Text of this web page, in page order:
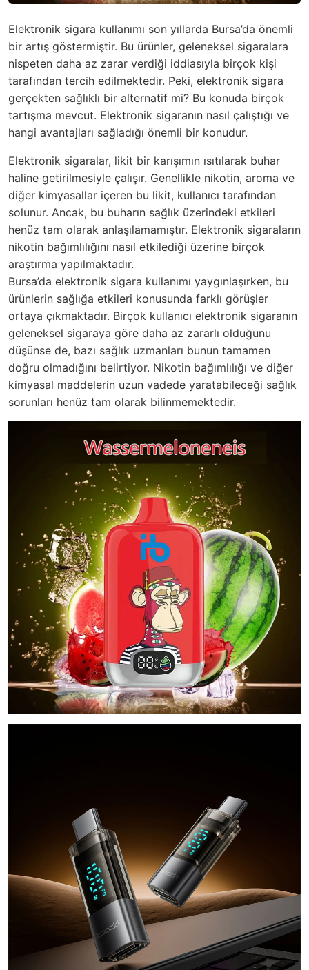
Elektronik sigara kullanımı son yıllarda Bursa’da önemli
bir artış göstermiştir. Bu ürünler, geleneksel sigaralara
nispeten daha az zarar verdiği iddiasıyla birçok kişi
tarafından tercih edilmektedir. Peki, elektronik sigara
gerçekten sağlıklı bir alternatif mi? Bu konuda birçok
tartışma mevcut. Elektronik sigaranın nasıl çalıştığı ve
hangi avantajları sağladığı önemli bir konudur.
Elektronik sigaralar, likit bir karışımın ısıtılarak buhar
haline getirilmesiyle çalışır. Genellikle nikotin, aroma ve
diğer kimyasallar içeren bu likit, kullanıcı tarafından
solunur. Ancak, bu buharın sağlık üzerindeki etkileri
henüz tam olarak anlaşılamamıştır. Elektronik sigaraların
nikotin bağımlılığını nasıl etkilediği üzerine birçok
araştırma yapılmaktadır.
Bursa’da elektronik sigara kullanımı yaygınlaşırken, bu
ürünlerin sağlığa etkileri konusunda farklı görüşler
ortaya çıkmaktadır. Birçok kullanıcı elektronik sigaranın
geleneksel sigaraya göre daha az zararlı olduğunu
düşünse de, bazı sağlık uzmanları bunun tamamen
doğru olmadığını belirtiyor. Nikotin bağımlılığı ve diğer
kimyasal maddelerin uzun vadede yaratabileceği sağlık
sorunları henüz tam olarak bilinmemektedir.